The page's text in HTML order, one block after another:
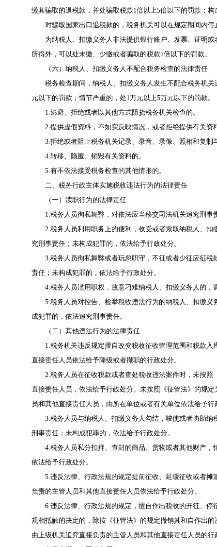
缴其骗取的退税款，并处骗取税款1倍以上5倍以下的罚款；
对骗取国家出口退税款的，税务机关可以在规定期间内
为纳税人、扣缴义务人非法提供银行账户、发票、证明
所得外，可以处未缴、少缴或者骗取的税款1倍以下的罚款。
（六）纳税人、扣缴义务人不配合税务检查的法律责任
税务检查期间，纳税人、扣缴义务人发生不配合税务机
元以下的罚款；情节严重的，处1万元以上5万元以下的罚款。
1.逃避、拒绝或者以其他方式阻挠税务机关检查的。
2.提供虚假资料，不如实反映情况，或者拒绝提供有关资
3.拒绝或者阻止税务机关记录、录音、录像、照相和复制
4.转移、隐匿、销毁有关资料的。
5.有不依法接受税务检查的其他情形的。
二、税务行政主体实施税收违法行为的法律责任
（一）渎职行为的法律责任
1.税务人员徇私舞弊，对依法应当移交司法机关追究刑
2.税务人员利用职务上的便利，收受或者索取纳税人、
究刑事责任；未构成犯罪的，依法给予行政处分。
3.税务人员徇私舞弊或者玩忽职守，不征或者少征应征
责任；未构成犯罪的，依法给予行政处分。
4.税务人员滥用职权，故意刁难纳税人、扣缴义务人的
5.税务人员对控告、检举税收违法行为的纳税人、扣缴
成犯罪的，依法追究刑事责任。
（二）其他违法行为的法律责任
1.税务机关违反规定擅自改变税收征收管理范围和税款
直接责任人员依法给予降级或者撤职的行政处分。
2.税务人员在征收税款或者查处税收违法案件时，未按
直接责任人员，依法给予行政处分。未按照《征管法》的规
员和其他直接责任人员，由所在单位或者有关单位依法给予行
3.税务人员与纳税人、扣缴义务人勾结，唆使或者协助
刑事责任；未构成犯罪的，依法给予行政处分。
4.税务人员私分扣押、查封的商品、货物或者其他财产
依法给予行政处分。
5.违反法律、行政法规的规定提前征收、延缓征收或者
负责的主管人员和其他直接责任人员依法给予行政处分。
6.违反法律、行政法规的规定，擅自作出税收的开征、
规相抵触的决定的，除按《征管法》的规定撤销其和自作出
由上级机关追究直接负责的主管人员和其他直接责任人员的